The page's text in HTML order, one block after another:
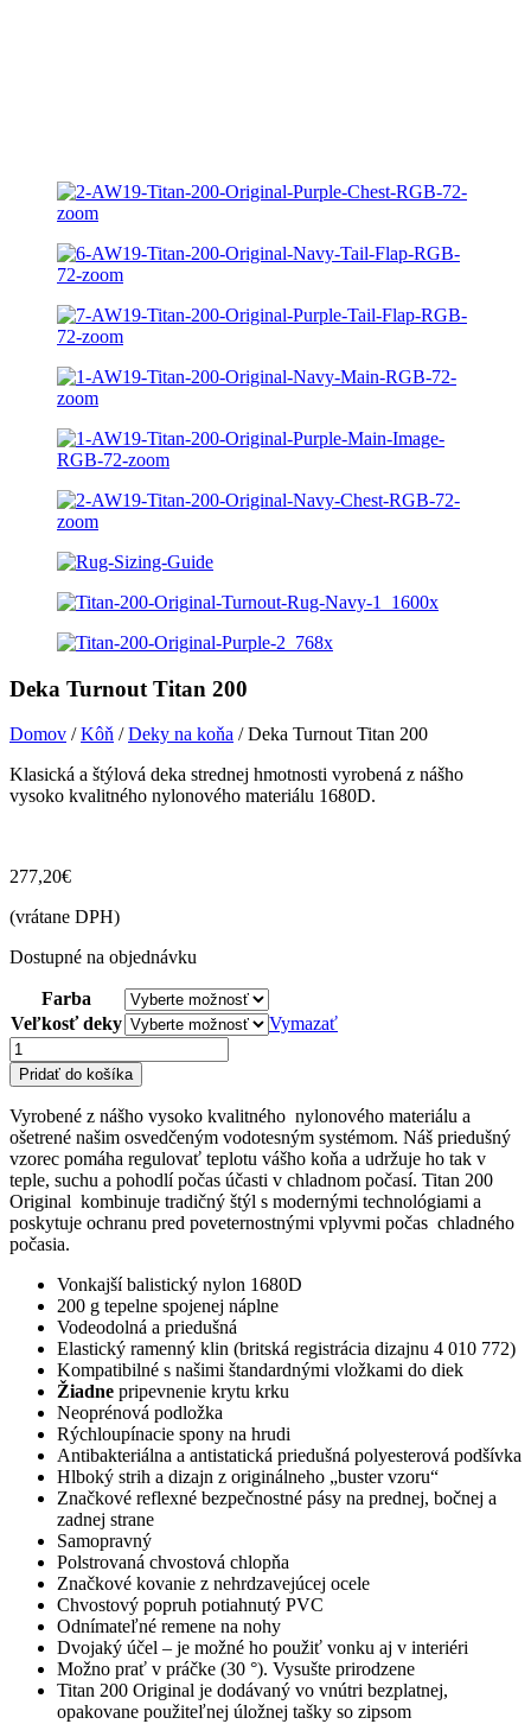
Deka Turnout Titan 200
Domov /Kôň /Deky na koňa / Deka Turnout Titan 200
Klasická a štýlová deka strednej hmotnosti vyrobená z nášho
vysoko kvalitného nylonového materiálu 1680D.
277,20€
(vrátane DPH)
Dostupné na objednávku
Farba
Veľkosť deky
Vymazať
množstvo
Deka
Turnout
Titan
200
Pridať do košíka
Vyrobené z nášho vysoko kvalitného nylonového materiálu a
ošetrené našim osvedčeným vodotesným systémom. Náš priedušný
vzorec pomáha regulovať teplotu vášho koňa a udržuje ho tak v
teple, suchu a pohodlí počas účasti v chladnom počasí. Titan 200
Original kombinuje tradičný štýl s modernými technológiami a
poskytuje ochranu pred poveternostnými vplyvmi počas chladného
počasia.
Vonkajší balistický nylon 1680D
200 g tepelne spojenej náplne
Vodeodolná a priedušná
Elastický ramenný klin (britská registrácia dizajnu 4 010 772)
Kompatibilné s našimi štandardnými vložkami do diek
Žiadne pripevnenie krytu krku
Neoprénová podložka
Rýchloupínacie spony na hrudi
Antibakteriálna a antistatická priedušná polyesterová podšívka
Hlboký strih a dizajn z originálneho „buster vzoru“
Značkové reflexné bezpečnostné pásy na prednej, bočnej a
zadnej strane
Samopravný
Polstrovaná chvostová chlopňa
Značkové kovanie z nehrdzavejúcej ocele
Chvostový popruh potiahnutý PVC
Odnímateľné remene na nohy
Dvojaký účel – je možné ho použiť vonku aj v interiéri
Možno prať v práčke (30 °). Vysušte prirodzene
Titan 200 Original je dodávaný vo vnútri bezplatnej,
opakovane použiteľnej úložnej tašky so zipsom